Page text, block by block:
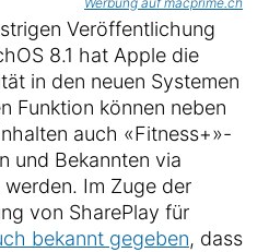
Veröffentlichung
8.1 hat Apple die
in den neuen Systemen
Funktion können neben
auch «Fitness+»-
und Bekannten via
Im Zuge der
von SharePlay für
bekannt gegeben, dass